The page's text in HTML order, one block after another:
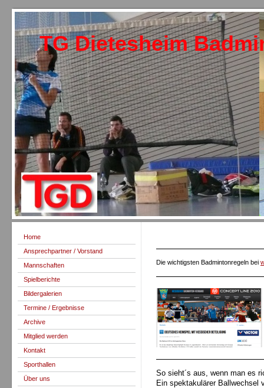
TG Dietesheim
Home
Ansprechpartner / Vorstand
Mannschaften
Spielberichte
Bildergalerien
Termine / Ergebnisse
Archive
Mitglied werden
Kontakt
Sporthallen
Über uns
Die wichtigsten Badmintonregeln bei
So sieht´s aus, wenn man es
Ein spektakulärer Ballwechsel